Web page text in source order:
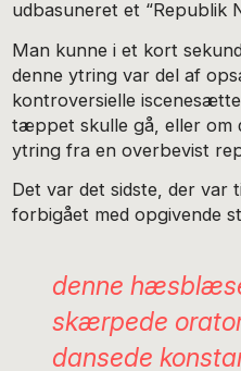
udbasuneret et “Republik
Man kunne i et kort
denne ytring var del af
kontroversielle
tæppet skulle gå, eller om
ytring fra en overbevist
Det var det sidste, der
forbigået med opgivende
denne
skærpede
dansede